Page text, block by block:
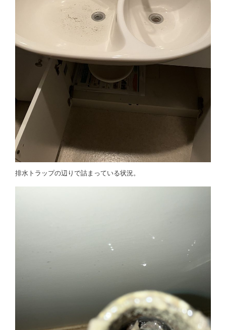
排水トラップの辺りで詰まっている状況。